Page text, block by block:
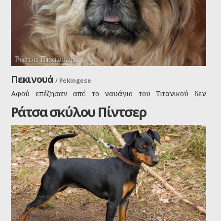
Ράτσα Πεκινουά
Πεκινουά / Pekingese
Αφού επέζησαν από το ναυάγιο του Τιτανικού δεν
φοβούνται τίποτα τα πεκινουά που έχουν εξαπλωθεί
ταχύτατα σε όλο το κόσμο. Στην αρχή η φυλή
δημιουργήθηκε για τις κυρίες των κινέζων
αυτοκρατόρων, κυρίως για τις γυναίκες και την
αυτοκράτειρα. Τώρα το έχουμε και εμείς οι κοινοί θνητοί.
Ράτσα σκύλου Πίντσερ